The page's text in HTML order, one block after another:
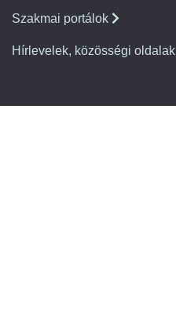
Szakmai portálok
Hírlevelek, közösségi oldalak